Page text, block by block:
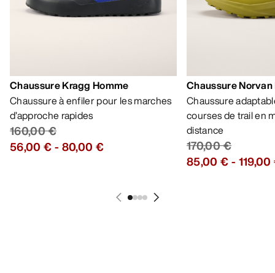
Chaussure Kragg Homme
Chaussure à enfiler pour les marches
d’approche rapides
160,00 €
56,00 €- 80,00 €
Chaussure
Chaussure
courses de trail en
distance
170,00 €
85,00 €-